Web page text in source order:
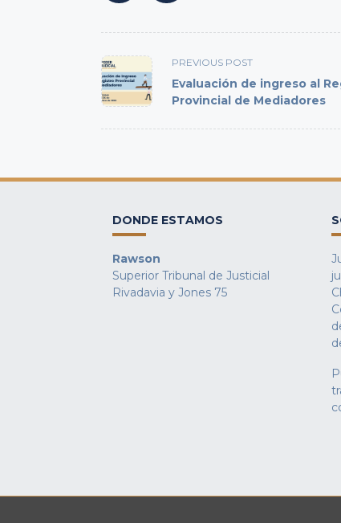
<span
class="nav-
subtitle
PREVIOUS POST
Evaluación de ingreso al
Provincial de Mediadores
DONDE ESTAMOS
Rawson
Superior Tribunal de Justicial
Rivadavia y Jones 75